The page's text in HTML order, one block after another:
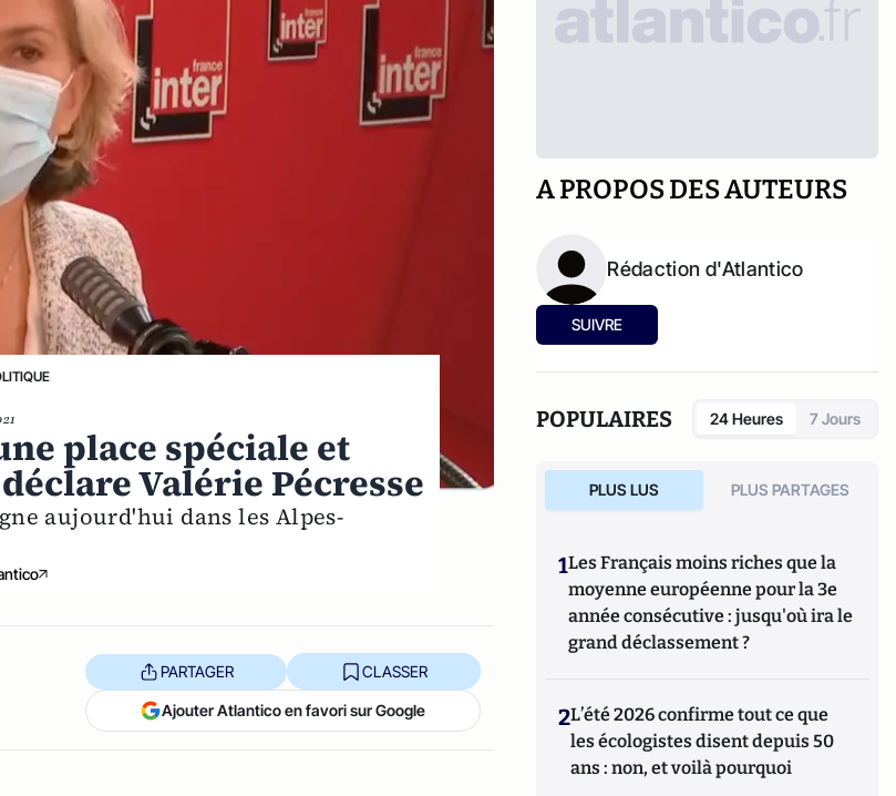
place spéciale et
Valérie Pécresse
aujourd'hui dans les Alpes-
PARTAGER CLASSER
Ajouter Atlantico en favori sur Google
A PROPOS DES AUTEURS
Rédaction d'Atlantico
SUIVRE
POPULAIRES 24 Heures 7 Jours
PLUS LUS PLUS PARTAGES
1Les Français moins riches que la
moyenne européenne pour la 3e
année consécutive : jusqu'où ira le
grand déclassement ?
2L’été 2026 confirme tout ce que
les écologistes disent depuis 50
ans : non, et voilà pourquoi